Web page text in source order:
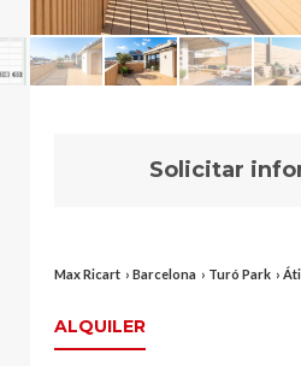
Solicitar
Max Ricart › Barcelona › Turó Park ›
ALQUILER